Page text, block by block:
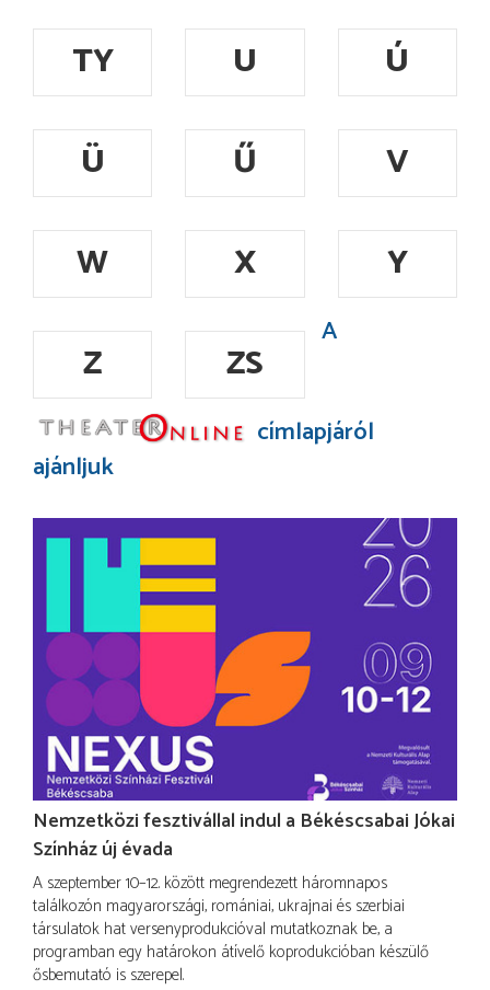
TY
U
Ú
Ü
Ű
V
W
X
Y
Z
ZS
A
címlapjáról
ajánljuk
Nemzetközi fesztivállal indul a Békéscsabai Jókai
Színház új évada
A szeptember 10–12. között megrendezett háromnapos
találkozón magyarországi, romániai, ukrajnai és szerbiai
társulatok hat versenyprodukcióval mutatkoznak be, a
programban egy határokon átívelő koprodukcióban készülő
ősbemutató is szerepel.